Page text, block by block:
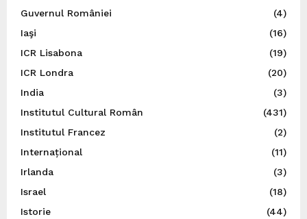
Guvernul României
(4)
Iaşi
(16)
ICR Lisabona
(19)
ICR Londra
(20)
India
(3)
Institutul Cultural Român
(431)
Institutul Francez
(2)
Internațional
(11)
Irlanda
(3)
Israel
(18)
Istorie
(44)